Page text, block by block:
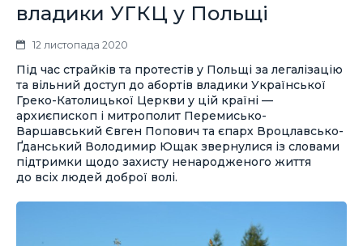
владики УГКЦ у Польщі
12 листопада 2020
Під час страйків та протестів у Польщі за легалізацію
та вільний доступ до абортів владики Української
Греко-Католицької Церкви у цій країні —
архиєпископ і митрополит Перемисько-
Варшавський Євген Попович та єпарх Вроцлавсько-
Ґданський Володимир Ющак звернулися із словами
підтримки щодо захисту ненародженого життя
до всіх людей доброї волі.